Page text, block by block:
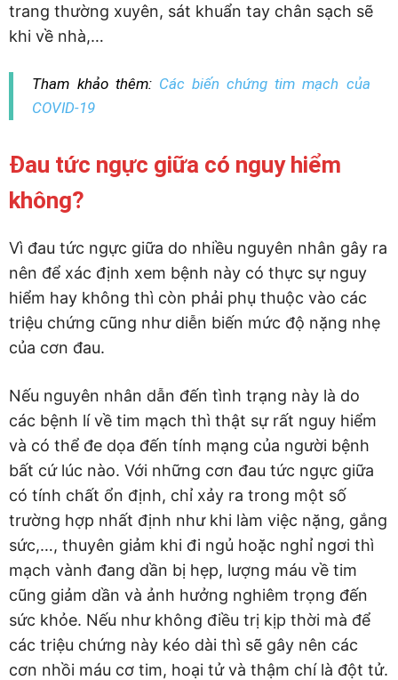
trang thường xuyên, sát khuẩn tay chân sạch sẽ
khi về nhà,…
Tham khảo thêm: Các biến chứng tim mạch của
COVID-19
Đau tức ngực giữa có nguy hiểm
không?
Vì đau tức ngực giữa do nhiều nguyên nhân gây ra
nên để xác định xem bệnh này có thực sự nguy
hiểm hay không thì còn phải phụ thuộc vào các
triệu chứng cũng như diễn biến mức độ nặng nhẹ
của cơn đau.
Nếu nguyên nhân dẫn đến tình trạng này là do
các bệnh lí về tim mạch thì thật sự rất nguy hiểm
và có thể đe dọa đến tính mạng của người bệnh
bất cứ lúc nào. Với những cơn đau tức ngực giữa
có tính chất ổn định, chỉ xảy ra trong một số
trường hợp nhất định như khi làm việc nặng, gắng
sức,…, thuyên giảm khi đi ngủ hoặc nghỉ ngơi thì
mạch vành đang dần bị hẹp, lượng máu về tim
cũng giảm dần và ảnh hưởng nghiêm trọng đến
sức khỏe. Nếu như không điều trị kịp thời mà để
các triệu chứng này kéo dài thì sẽ gây nên các
cơn nhồi máu cơ tim, hoại tử và thậm chí là đột tử.